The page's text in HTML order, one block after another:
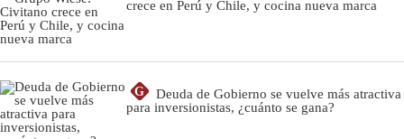
crece en Perú y Chile, y cocina nueva marca
G
Deuda de Gobierno se vuelve más atractiva
para inversionistas, ¿cuánto se gana?